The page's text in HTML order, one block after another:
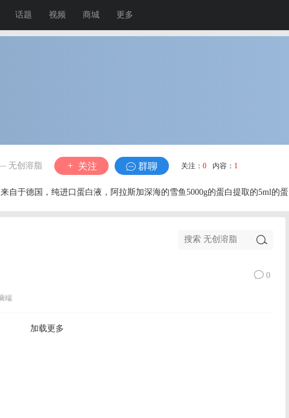
话题 视频 商城 更多
无创溶脂 关注 群聊 关注： 0 内容： 1
自于德国，纯进口蛋白液，阿拉斯加深海的雪鱼5000g的蛋白提取的5ml的
0
端
加载更多